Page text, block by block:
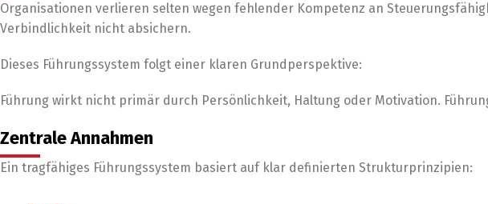
Organisationen verlieren selten wegen fehlender Kompetenz an
Verbindlichkeit nicht absichern.
Dieses Führungssystem folgt einer klaren Grundperspektive:
Führung wirkt nicht primär durch Persönlichkeit, Haltung oder Motivation.
Zentrale Annahmen
Ein tragfähiges Führungssystem basiert auf klar definierten Strukturprinzipien: